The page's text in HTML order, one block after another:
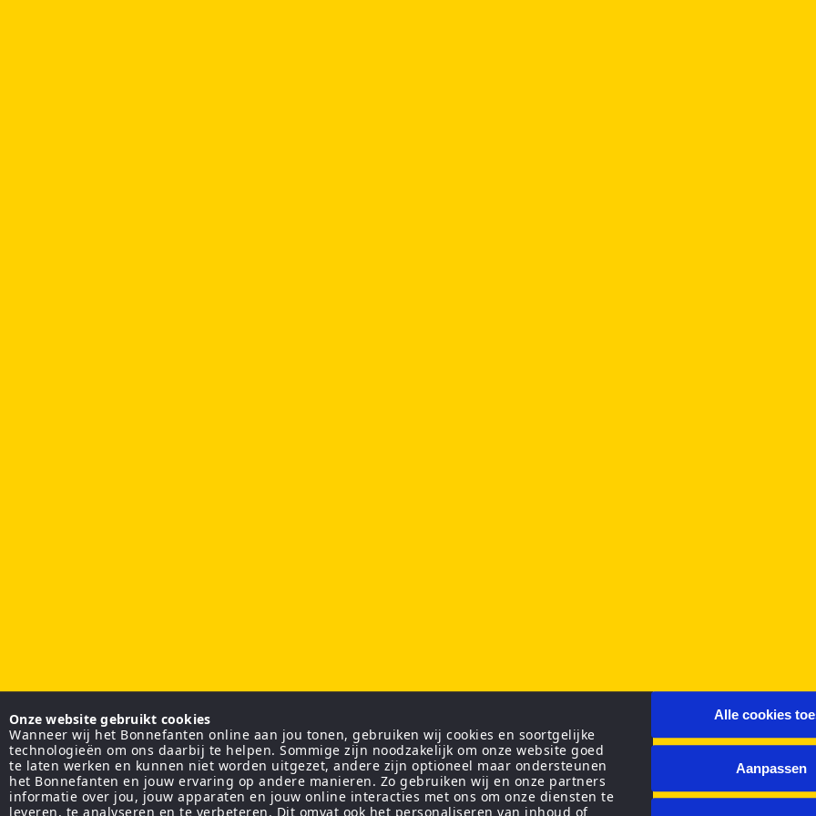
Onze website gebruikt cookies
Wanneer wij het Bonnefanten online aan jou tonen, gebruiken wij cookies en soortgelijke
technologieën om ons daarbij te helpen. Sommige zijn noodzakelijk om onze website goed
te laten werken en kunnen niet worden uitgezet, andere zijn optioneel maar ondersteunen
het Bonnefanten en jouw ervaring op andere manieren. Zo gebruiken wij en onze partners
informatie over jou, jouw apparaten en jouw online interacties met ons om onze diensten te
leveren, te analyseren en te verbeteren. Dit omvat ook het personaliseren van inhoud of
Alle cookies
Aanpassen